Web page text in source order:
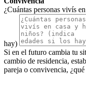
¿Cuántas personas vivís
hay)
Si en el futuro cambia tu
cambio de residencia,
pareja o convivencia,